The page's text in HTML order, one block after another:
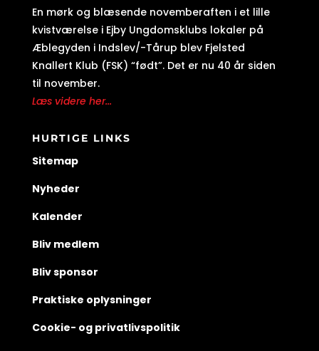
En mørk og blæsende novemberaften i et lille
kvistværelse i Ejby Ungdomsklubs lokaler på
Æblegyden i Indslev/-Tårup blev Fjelsted
Knallert Klub (FSK) “født”. Det er nu 40 år siden
til november.
Læs videre her...
HURTIGE LINKS
Sitemap
Nyheder
Kalender
Bliv medlem
Bliv sponsor
Praktiske oplysninger
Cookie- og privatlivspolitik